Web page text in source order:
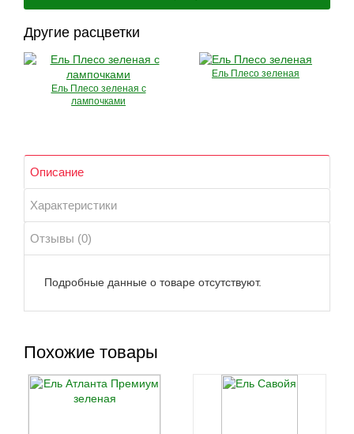
Другие расцветки
Ель Плесо зеленая с
лампочками
Ель Плесо зеленая
Описание
Характеристики
Отзывы (0)
Подробные данные о товаре отсутствуют.
Похожие товары